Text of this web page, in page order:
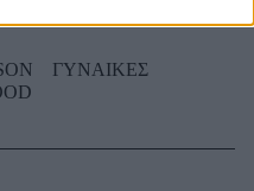
ΓΥΝΑΙΚΕΣ